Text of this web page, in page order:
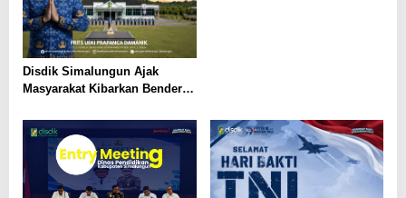
Disdik Simalungun Ajak
Masyarakat Kibarkan Bendera
Agustus 2026